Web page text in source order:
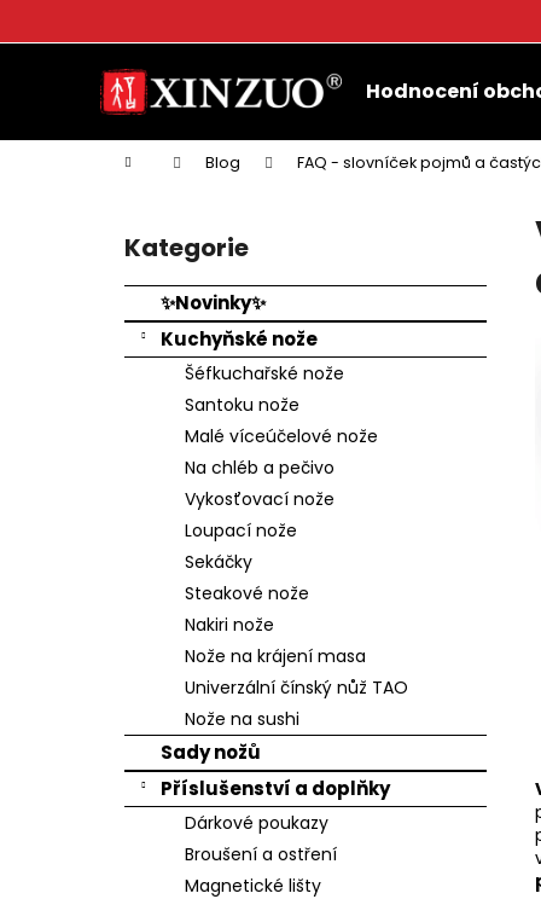
Hodnocení
Domů Blog FAQ - slovníček pojmů a
Přeskočit
kategorie
Kategorie
✨Novinky✨
Kuchyňské nože
Šéfkuchařské nože
Santoku nože
Malé víceúčelové nože
Na chléb a pečivo
Vykosťovací nože
Loupací nože
Sekáčky
Steakové nože
Nakiri nože
Nože na krájení masa
Univerzální čínský nůž TAO
Nože na sushi
Sady nožů
Příslušenství a doplňky
Dárkové poukazy
Broušení a ostření
Magnetické lišty
o
k